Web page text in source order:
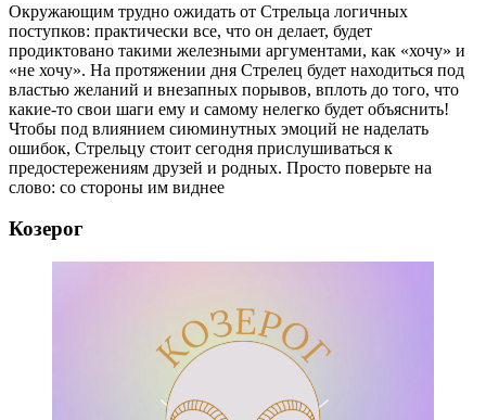
Окружающим трудно ожидать от Стрельца логичных
поступков: практически все, что он делает, будет
продиктовано такими железными аргументами, как «хочу» и
«не хочу». На протяжении дня Стрелец будет находиться под
властью желаний и внезапных порывов, вплоть до того, что
какие-то свои шаги ему и самому нелегко будет объяснить!
Чтобы под влиянием сиюминутных эмоций не наделать
ошибок, Стрельцу стоит сегодня прислушиваться к
предостережениям друзей и родных. Просто поверьте на
слово: со стороны им виднее
Козерог